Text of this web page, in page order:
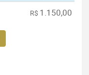
R$ 1.150,00